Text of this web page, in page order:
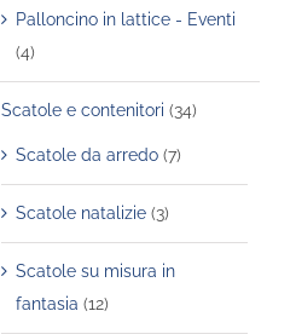
Palloncino in lattice - Eventi
(4)
Scatole e contenitori (34)
Scatole da arredo (7)
Scatole natalizie (3)
Scatole su misura in
fantasia (12)